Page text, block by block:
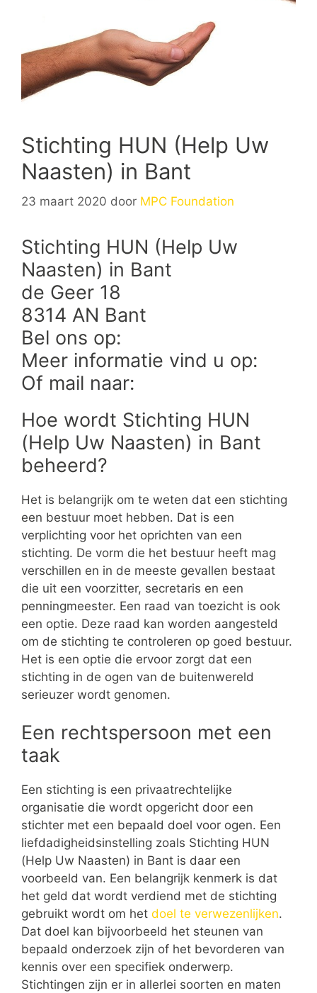
Stichting HUN (Help Uw
Naasten) in Bant
23 maart 2020 door MPC Foundation
Stichting HUN (Help Uw
Naasten) in Bant
de Geer 18
8314 AN Bant
Bel ons op:
Meer informatie vind u op:
Of mail naar:
Hoe wordt Stichting HUN
(Help Uw Naasten) in Bant
beheerd?
Het is belangrijk om te weten dat een stichting
een bestuur moet hebben. Dat is een
verplichting voor het oprichten van een
stichting. De vorm die het bestuur heeft mag
verschillen en in de meeste gevallen bestaat
die uit een voorzitter, secretaris en een
penningmeester. Een raad van toezicht is ook
een optie. Deze raad kan worden aangesteld
om de stichting te controleren op goed bestuur.
Het is een optie die ervoor zorgt dat een
stichting in de ogen van de buitenwereld
serieuzer wordt genomen.
Een rechtspersoon met een
taak
Een stichting is een privaatrechtelijke
organisatie die wordt opgericht door een
stichter met een bepaald doel voor ogen. Een
liefdadigheidsinstelling zoals Stichting HUN
(Help Uw Naasten) in Bant is daar een
voorbeeld van. Een belangrijk kenmerk is dat
het geld dat wordt verdiend met de stichting
gebruikt wordt om het doel te verwezenlijken.
Dat doel kan bijvoorbeeld het steunen van
bepaald onderzoek zijn of het bevorderen van
kennis over een specifiek onderwerp.
Stichtingen zijn er in allerlei soorten en maten